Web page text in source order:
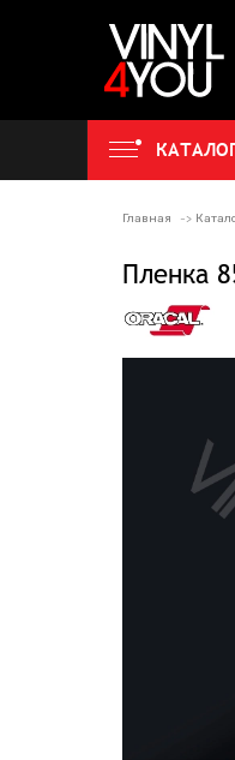
Главная
Пленка